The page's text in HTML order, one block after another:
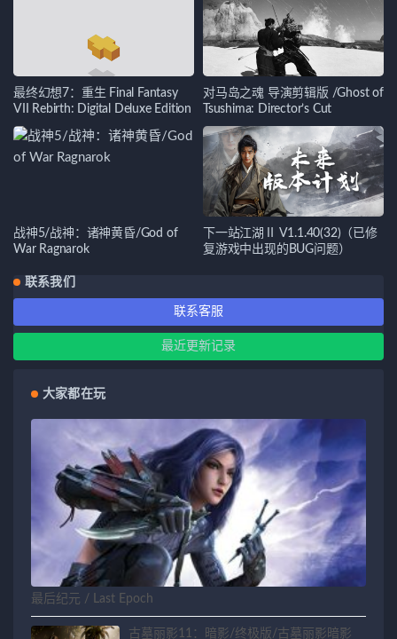
最终幻想7：重生 Final Fantasy
VII Rebirth: Digital Deluxe Edition
对马岛之魂 导演剪辑版 /Ghost of
Tsushima: Director’s Cut
战神5/战神：诸神黄昏/God of
War Ragnarok
下一站江湖Ⅱ V1.1.40(32)（已修
复游戏中出现的BUG问题）
联系我们
联系客服
最近更新记录
大家都在玩
最后纪元 / Last Epoch
古墓丽影11：暗影/终极版/古墓丽影暗影